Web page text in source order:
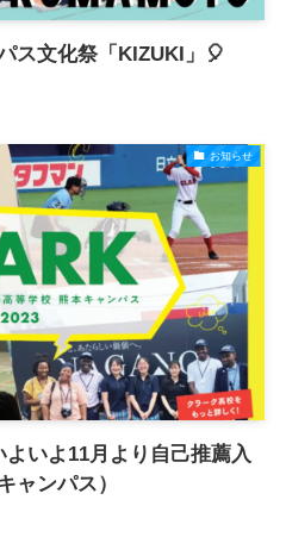
ス文化祭「KIZUKI」🎈
お知らせ
よいよ11月より自己推薦入
ャンパス）